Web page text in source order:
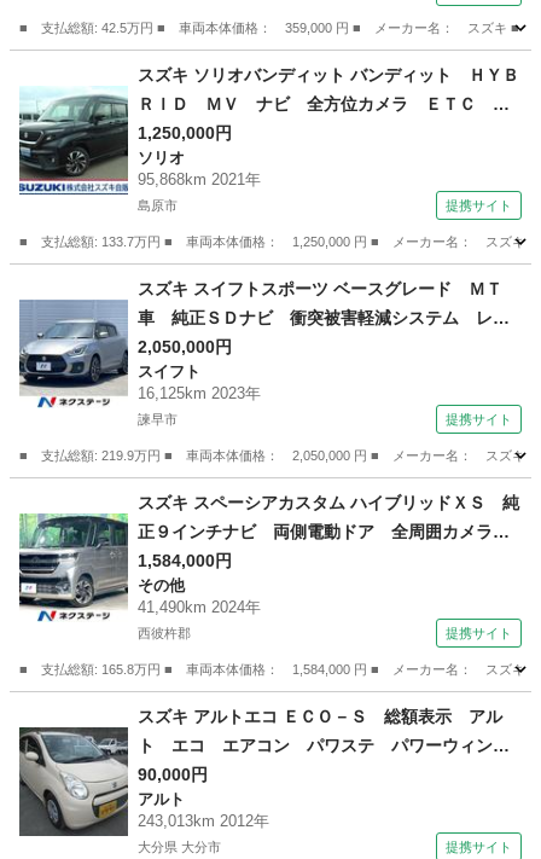
■ 支払総額: 42.5万円 ■ 車両本体価格： 359,000 円 ■ メーカー名： スズキ ■
パレット
スズキ ソリオバンディット バンディット ＨＹＢ
ＲＩＤ ＭＶ ナビ 全方位カメラ ＥＴＣ １
５インチアルミホイール ドライブレコーダー
オートライト 両側電動スライドドア プッシュ
スタート シートヒーター オートエアコン Ｕ
ＳＢ 衝突被害軽減システム アイドリングスト
ップ 横滑り防止機能 （検10.2）
1,250,000円
ソリオ
95,868km 2021年
島原市 提携サイト
■ 支払総額: 133.7万円 ■ 車両本体価格： 1,250,000 円 ■ メーカー名： スズ
ソリオ
スズキ スイフトスポーツ ベースグレード ＭＴ
車 純正ＳＤナビ 衝突被害軽減システム レー
ダークルーズ 禁煙車 シートヒーター スマー
トキー ＬＥＤヘッド ビルトインＥＴＣ 純正
１７インチアルミ オートライト オートエアコ
2,050,000円
スイフト
16,125km 2023年
諫早市 提携サイト
■ 支払総額: 219.9万円 ■ 車両本体価格： 2,050,000 円 ■ メーカー名： スズキ
スイフト
スズキ スペーシアカスタム ハイブリッドＸＳ 純
正９インチナビ 両側電動ドア 全周囲カメラ
衝突被害軽減システム レーダークルーズ 禁煙
車 ハーフレザーシート コーナーセンサー ス
マートキー ＬＥＤヘッド 純正１５インチアル
1,584,000円
その他
41,490km 2024年
西彼杵郡 提携サイト
■ 支払総額: 165.8万円 ■ 車両本体価格： 1,584,000 円 ■ メーカー名： スズキ
その他
スズキ アルトエコ ＥＣＯ－Ｓ 総額表示 アル
ト エコ エアコン パワステ パワーウィン
ド キーレスキー タイミングチェーン Ｉ－Ｓ
ＴＯＰ （検9.2）
90,000円
アルト
243,013km 2012年
大分県 大分市 提携サイト